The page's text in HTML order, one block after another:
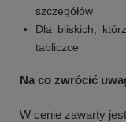
szczegółów
Dla bliskich,
tabliczce
Na co zwrócić
W cenie zawarty